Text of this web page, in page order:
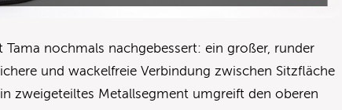
nochmals nachgebessert: ein großer, runder
und wackelfreie Verbindung zwischen Sitzfläche
zweigeteiltes Metallsegment umgreift den oberen